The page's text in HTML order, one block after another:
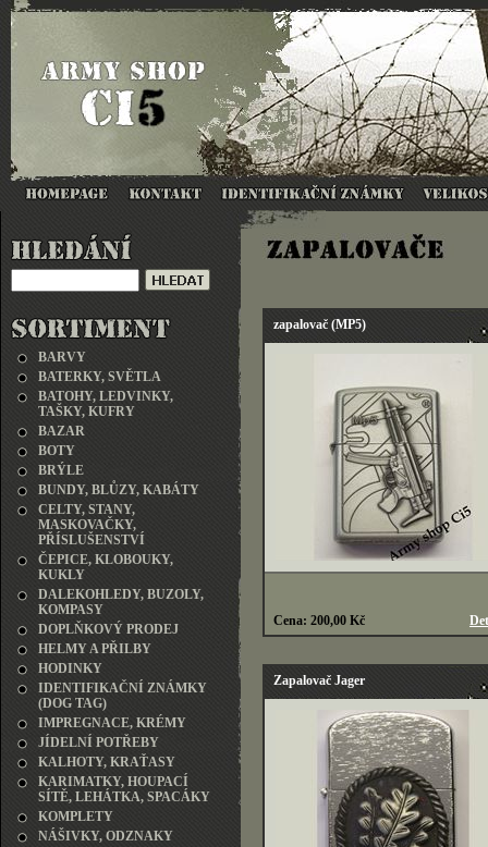
BARVY
BATERKY, SVĚTLA
BATOHY, LEDVINKY,
TAŠKY, KUFRY
BAZAR
BOTY
BRÝLE
BUNDY, BLŮZY, KABÁTY
CELTY, STANY,
MASKOVAČKY,
PŘÍSLUŠENSTVÍ
ČEPICE, KLOBOUKY,
KUKLY
DALEKOHLEDY, BUZOLY,
KOMPASY
DOPLŇKOVÝ PRODEJ
HELMY A PŘILBY
HODINKY
IDENTIFIKAČNÍ ZNÁMKY
(DOG TAG)
IMPREGNACE, KRÉMY
JÍDELNÍ POTŘEBY
KALHOTY, KRAŤASY
KARIMATKY, HOUPACÍ
SÍTĚ, LEHÁTKA, SPACÁKY
KOMPLETY
NÁŠIVKY, ODZNAKY
zapalovač (MP5)
Cena: 200,00 Kč
Zapalovač Jager